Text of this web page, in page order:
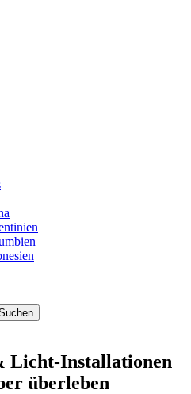
Licht-Installationen
überleben